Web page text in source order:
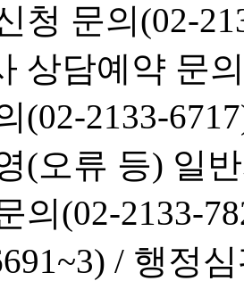
청 문의(02-
상담예약 문
(02-2133-
(오류 등) 일
의(02-2133-
/ 행정심